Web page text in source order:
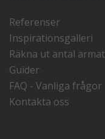
Referenser
Inspirationsgalleri
Räkna ut antal
Guider
FAQ - Vanliga frågor
Kontakta oss